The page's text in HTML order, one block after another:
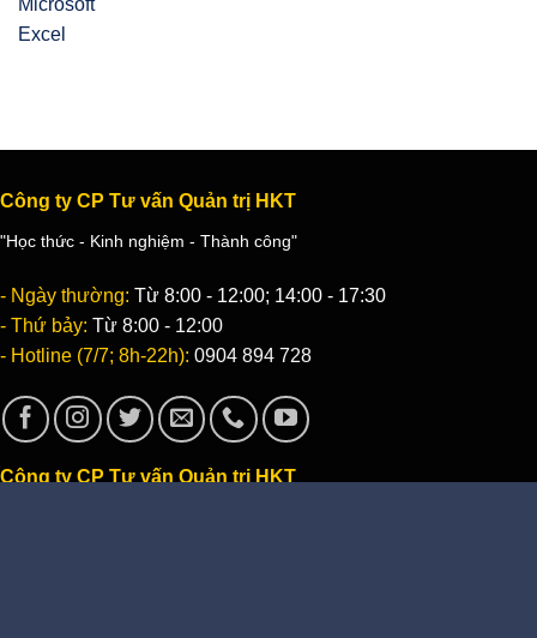
Công ty CP Tư vấn Quản trị HKT
"Học thức - Kinh nghiệm - Thành công"
- Ngày thường: Từ 8:00 - 12:00; 14:00 - 17:30
- Thứ bảy: Từ 8:00 - 12:00
- Hotline (7/7; 8h-22h): 0904 894 728
Công ty CP Tư vấn Quản trị HKT